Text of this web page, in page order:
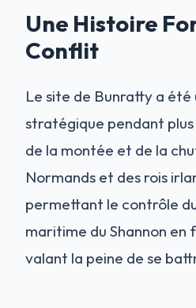
Une Histoire
Conflit
Le site de Bunratty a été
stratégique pendant
de la montée et de la
Normands et des rois
permettant le contrôle
maritime du Shannon en
valant la peine de se